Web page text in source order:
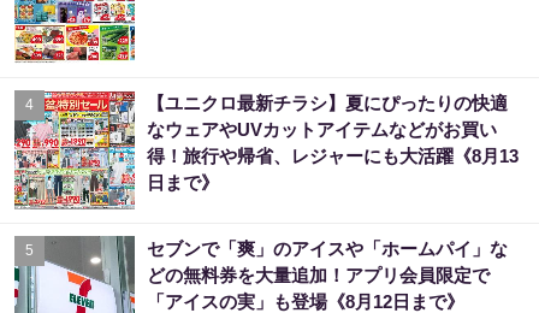
4
【ユニクロ最新チラシ】夏にぴったりの快適
なウェアやUVカットアイテムなどがお買い
得！旅行や帰省、レジャーにも大活躍《8月13
日まで》
5
セブンで「爽」のアイスや「ホームパイ」な
どの無料券を大量追加！アプリ会員限定で
「アイスの実」も登場《8月12日まで》